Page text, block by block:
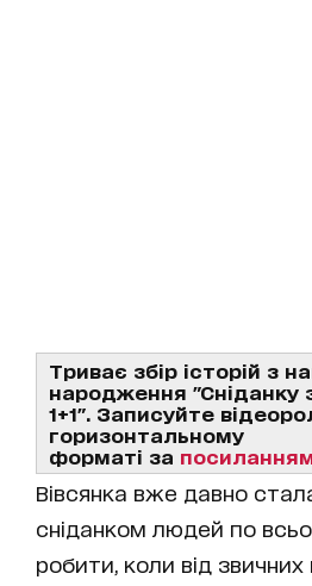
Триває збір історій з
народження "Сніданку
1+1". Записуйте
горизонтальному
форматі за
Вівсянка вже давно
сніданком людей по
робити, коли від звичних